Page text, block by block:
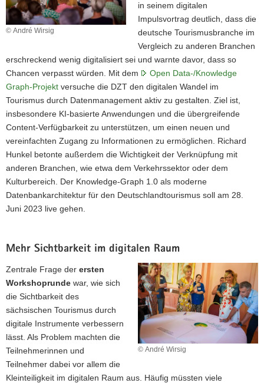
© André Wirsig
in seinem digitalen
Impulsvortrag deutlich, dass die
deutsche Tourismusbranche im
Vergleich zu anderen Branchen
erschreckend wenig digitalisiert sei und warnte davor, dass so
Chancen verpasst würden. Mit dem
Open Data-/Knowledge
Graph-Projekt versuche die DZT den digitalen Wandel im
Tourismus durch Datenmanagement aktiv zu gestalten. Ziel ist,
insbesondere KI-basierte Anwendungen und die übergreifende
Content-Verfügbarkeit zu unterstützen, um einen neuen und
vereinfachten Zugang zu Informationen zu ermöglichen. Richard
Hunkel betonte außerdem die Wichtigkeit der Verknüpfung mit
anderen Branchen, wie etwa dem Verkehrssektor oder dem
Kulturbereich. Der Knowledge-Graph 1.0 als moderne
Datenbankarchitektur für den Deutschlandtourismus soll am 28.
Juni 2023 live gehen.
Mehr Sichtbarkeit im digitalen Raum
© André Wirsig
Zentrale Frage der ersten
Workshoprunde war, wie sich
die Sichtbarkeit des
sächsischen Tourismus durch
digitale Instrumente verbessern
lässt. Als Problem machten die
Teilnehmerinnen und
Teilnehmer dabei vor allem die
Kleinteiligkeit im digitalen Raum aus. Häufig müssten viele